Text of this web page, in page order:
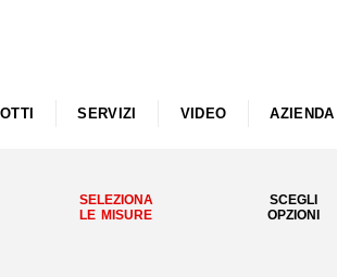
SERVIZI VIDEO AZIENDA
SELEZIONA
LE MISURE
SCEGLI
OPZIONI